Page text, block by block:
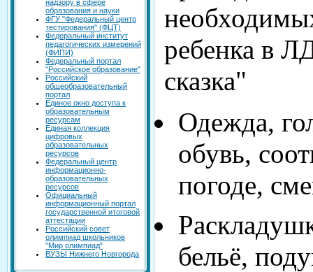
надзору в сфере
образования и науки
ФГУ "Федеральный центр
тестирования" (ФЦТ)
Федеральный институт
педагогических измерений
(ФИПИ)
Федеральный портал
"Российское образование"
Российский
общеобразовательный
портал
Единое окно доступа к
образовательным
ресурсам
Единая коллекция
цифровых
образовательных
ресурсов
Федеральный центр
информационно-
образовательных
ресурсов
Официальный
информационный портал
государственной итоговой
аттестации
Российский совет
олимпиад школьников
"Мир олимпиад"
ВУЗЫ Нижнего Новгорода
ребенка в
сказка"
Одежда,
обувь,
погоде,
бельё,